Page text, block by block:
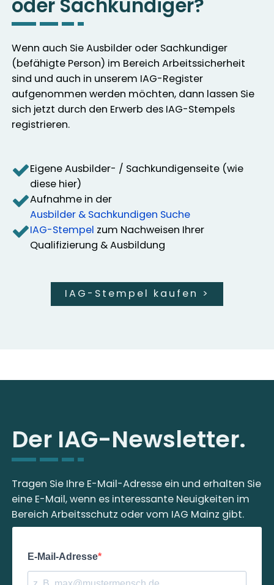
oder Sachkundiger?
Wenn auch Sie Ausbilder oder Sachkundiger
(befähigte Person) im Bereich Arbeitssicherheit
sind und auch in unserem IAG-Register
aufgenommen werden möchten, dann lassen Sie
sich jetzt durch den Erwerb des IAG-Stempels
registrieren.
Eigene Ausbilder- / Sachkundigenseite (wie
diese hier)
Aufnahme in der
Ausbilder & Sachkundigen Suche
IAG-Stempel zum Nachweisen Ihrer
Qualifizierung & Ausbildung
IAG-Stempel kaufen >
Der IAG-Newsletter.
Tragen Sie Ihre E-Mail-Adresse ein und erhalten Sie
eine E-Mail, wenn es interessante Neuigkeiten im
Bereich Arbeitsschutz oder vom IAG Mainz gibt.